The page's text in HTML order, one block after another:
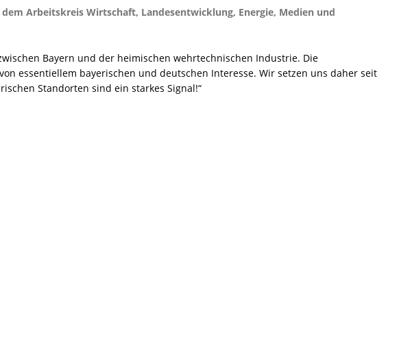
Arbeitskreis Wirtschaft, Landesentwicklung, Energie, Medien und
Bayern und der heimischen wehrtechnischen Industrie. Die
essentiellem bayerischen und deutschen Interesse. Wir setzen uns daher seit
Standorten sind ein starkes Signal!“